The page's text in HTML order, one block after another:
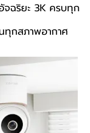
ฉริยะ 3K ครบทุก
ทุกสภาพอากาศ